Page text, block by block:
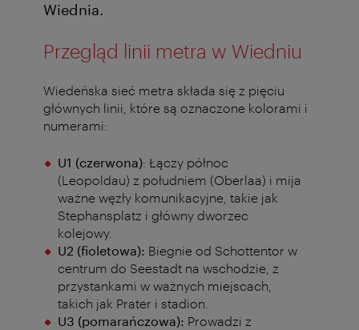
Wiednia.
Przegląd linii metra w Wiedniu
Wiedeńska sieć metra składa się z pięciu
głównych linii, które są oznaczone kolorami i
numerami:
U1 (czerwona): Łączy północ
(Leopoldau) z południem (Oberlaa) i mija
ważne węzły komunikacyjne, takie jak
Stephansplatz i główny dworzec
kolejowy.
U2 (fioletowa): Biegnie od Schottentor w
centrum do Seestadt na wschodzie, z
przystankami w ważnych miejscach,
takich jak Prater i stadion.
U3 (pomarańczowa): Prowadzi z